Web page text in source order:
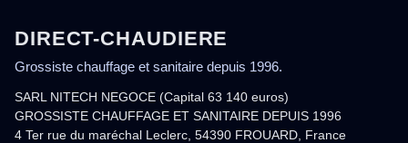
DIRECT-CHAUDIERE
Grossiste chauffage et sanitaire depuis 1996.
SARL NITECH NEGOCE (Capital 63 140 euros)
GROSSISTE CHAUFFAGE ET SANITAIRE DEPUIS 1996
4 Ter rue du maréchal Leclerc, 54390 FROUARD, France